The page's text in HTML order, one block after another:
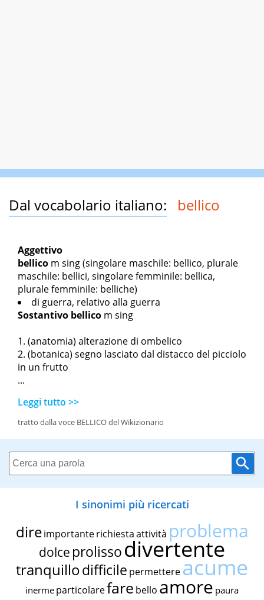
Dal vocabolario italiano: bellico
Aggettivo
bellico m sing(singolare maschile: bellico, plurale
maschile: bellici, singolare femminile: bellica,
plurale femminile: belliche)
di guerra, relativo alla guerra
Sostantivo bellico m sing
(anatomia) alterazione di ombelico
(botanica) segno lasciato dal distacco del picciolo
in un frutto
...
Leggi tutto >>
tratto dalla voce BELLICO del Wikizionario
I sinonimi più ricercati
dire importante richiestaattività problema
dolce prolissodivertente
tranquillodifficile permettereacume
inerme particolarefare bello amore paura